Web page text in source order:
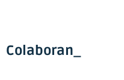
Colaboran_